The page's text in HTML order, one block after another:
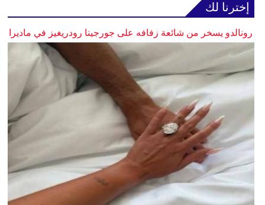
إخترنا لك
رونالدو يسخر من شائعة زفافه على جورجينا رودريغيز في ماديرا